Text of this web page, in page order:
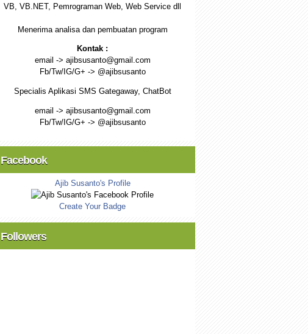
VB, VB.NET, Pemrograman Web, Web Service dll
Menerima analisa dan pembuatan program
Kontak :
email -> ajibsusanto@gmail.com
Fb/Tw/IG/G+ -> @ajibsusanto
Specialis Aplikasi SMS Gategaway, ChatBot
email -> ajibsusanto@gmail.com
Fb/Tw/IG/G+ -> @ajibsusanto
Facebook
Ajib Susanto's Profile
Create Your Badge
Followers